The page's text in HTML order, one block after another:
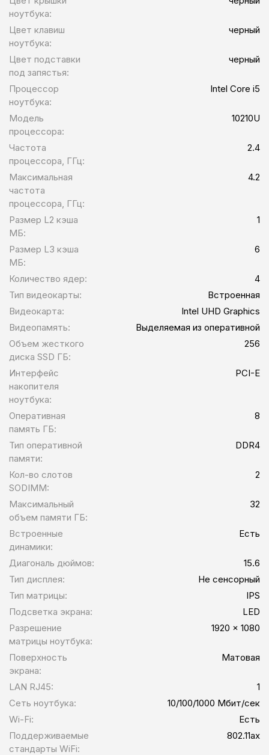
ноутбука:
Цвет клавиш
ноутбука:
черный
Цвет подставки
под запястья:
черный
Процессор
ноутбука:
Intel Core i5
Модель
процессора:
10210U
Частота
процессора, ГГц:
2.4
Максимальная
частота
процессора, ГГц:
4.2
Размер L2 кэша
МБ:
1
Размер L3 кэша
МБ:
6
Количество ядер:
4
Тип видеокарты:
Встроенная
Видеокарта:
Intel UHD Graphics
Видеопамять:
Выделяемая из оперативной
Объем жесткого
диска SSD ГБ:
256
Интерфейс
накопителя
ноутбука:
PCI-E
Оперативная
память ГБ:
8
Тип оперативной
памяти:
DDR4
Кол-во слотов
SODIMM:
2
Максимальный
объем памяти ГБ:
32
Встроенные
динамики:
Есть
Диагональ дюймов:
15.6
Тип дисплея:
Не сенсорный
Тип матрицы:
IPS
Подсветка экрана:
LED
Разрешение
матрицы ноутбука:
1920 x 1080
Поверхность
экрана:
Матовая
LAN RJ45:
1
Сеть ноутбука:
10/100/1000 Мбит/сек
Wi-Fi:
Есть
Поддерживаемые
стандарты WiFi:
802.11ax